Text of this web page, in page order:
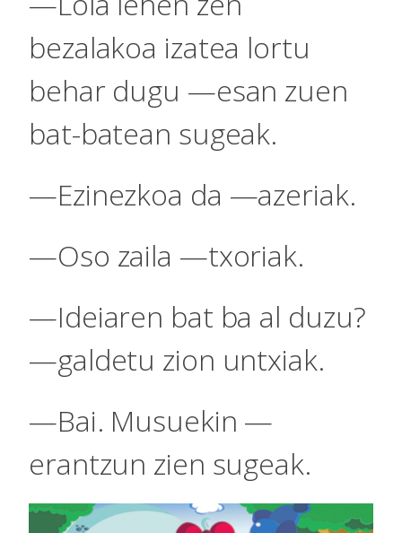
bezalakoa izatea lortu
behar dugu —esan zuen
bat-batean sugeak.
—Ezinezkoa da —azeriak.
—Oso zaila —txoriak.
—Ideiaren bat ba al duzu?
—galdetu zion untxiak.
—Bai. Musuekin —
erantzun zien sugeak.